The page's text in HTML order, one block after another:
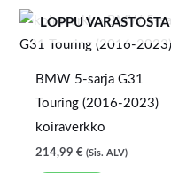
LOPPU VARASTOSTA
BMW 5-sarja G31
Touring (2016-2023)
koiraverkko
214,99 € (Sis. ALV)